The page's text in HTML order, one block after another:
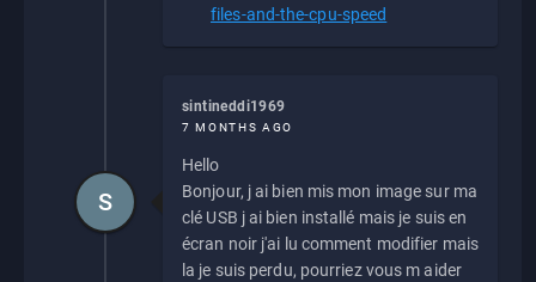
files-and-the-cpu-speed
sintineddi1969
7 MONTHS AGO
Hello
Bonjour, j ai bien mis mon image sur ma
clé USB j ai bien installé mais je suis en
écran noir j'ai lu comment modifier mais
la je suis perdu, pourriez vous m aider
S